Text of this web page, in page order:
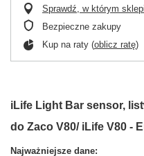
Sprawdź, w którym
Bezpieczne zakupy
Kup na raty (oblicz ratę)
iLife Light Bar sensor,
do Zaco V80/ iLife V80 -
Najważniejsze dane: